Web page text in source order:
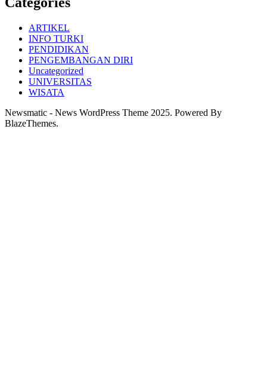
ARTIKEL
INFO TURKI
PENDIDIKAN
PENGEMBANGAN DIRI
Uncategorized
UNIVERSITAS
WISATA
Newsmatic - News WordPress Theme 2025. Powered By
BlazeThemes.